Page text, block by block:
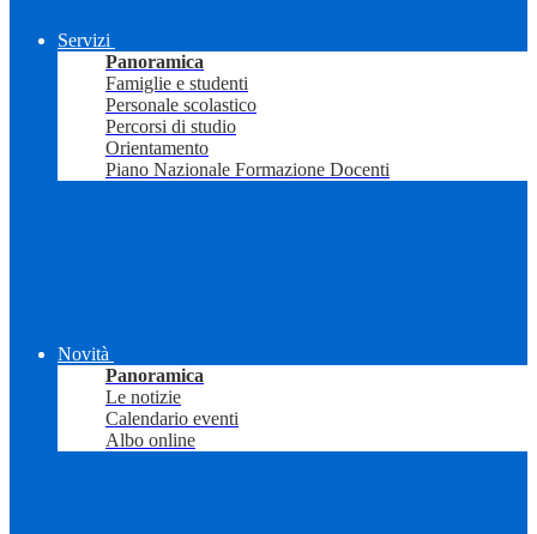
Servizi
Panoramica
Famiglie e studenti
Personale scolastico
Percorsi di studio
Orientamento
Piano Nazionale Formazione Docenti
Novità
Panoramica
Le notizie
Calendario eventi
Albo online